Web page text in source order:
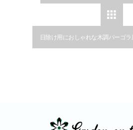

日除け用におしゃれな木調パーゴ